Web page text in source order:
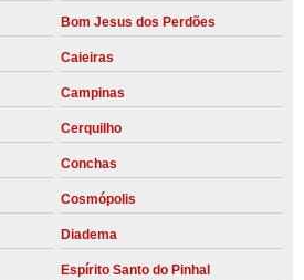
Bom Jesus dos Perdões
Caieiras
Campinas
Cerquilho
Conchas
Cosmópolis
Diadema
Espírito Santo do Pinhal